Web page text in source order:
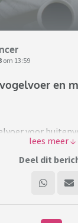
om 13:59
en
voor
goed blijven
weg moeten
het heeft
Deel dit